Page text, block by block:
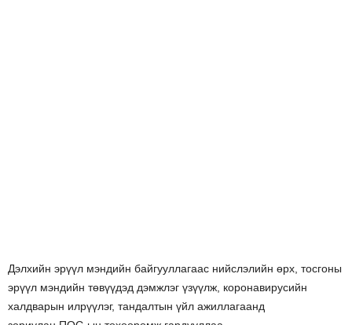
Дэлхийн эрүүл мэндийн байгууллагаас нийслэлийн өрх, тосгоны
эрүүл мэндийн төвүүдэд дэмжлэг үзүүлж, коронавирусийн
халдварын илрүүлэг, тандалтын үйл ажиллагаанд